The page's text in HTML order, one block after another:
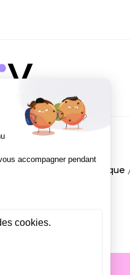
École de Direction Artistique